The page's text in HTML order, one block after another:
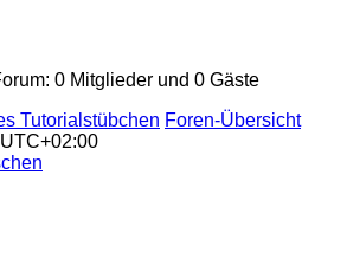
0 Mitglieder und 0 Gäste
Tutorialstübchen Foren-Übersicht
UTC+02:00